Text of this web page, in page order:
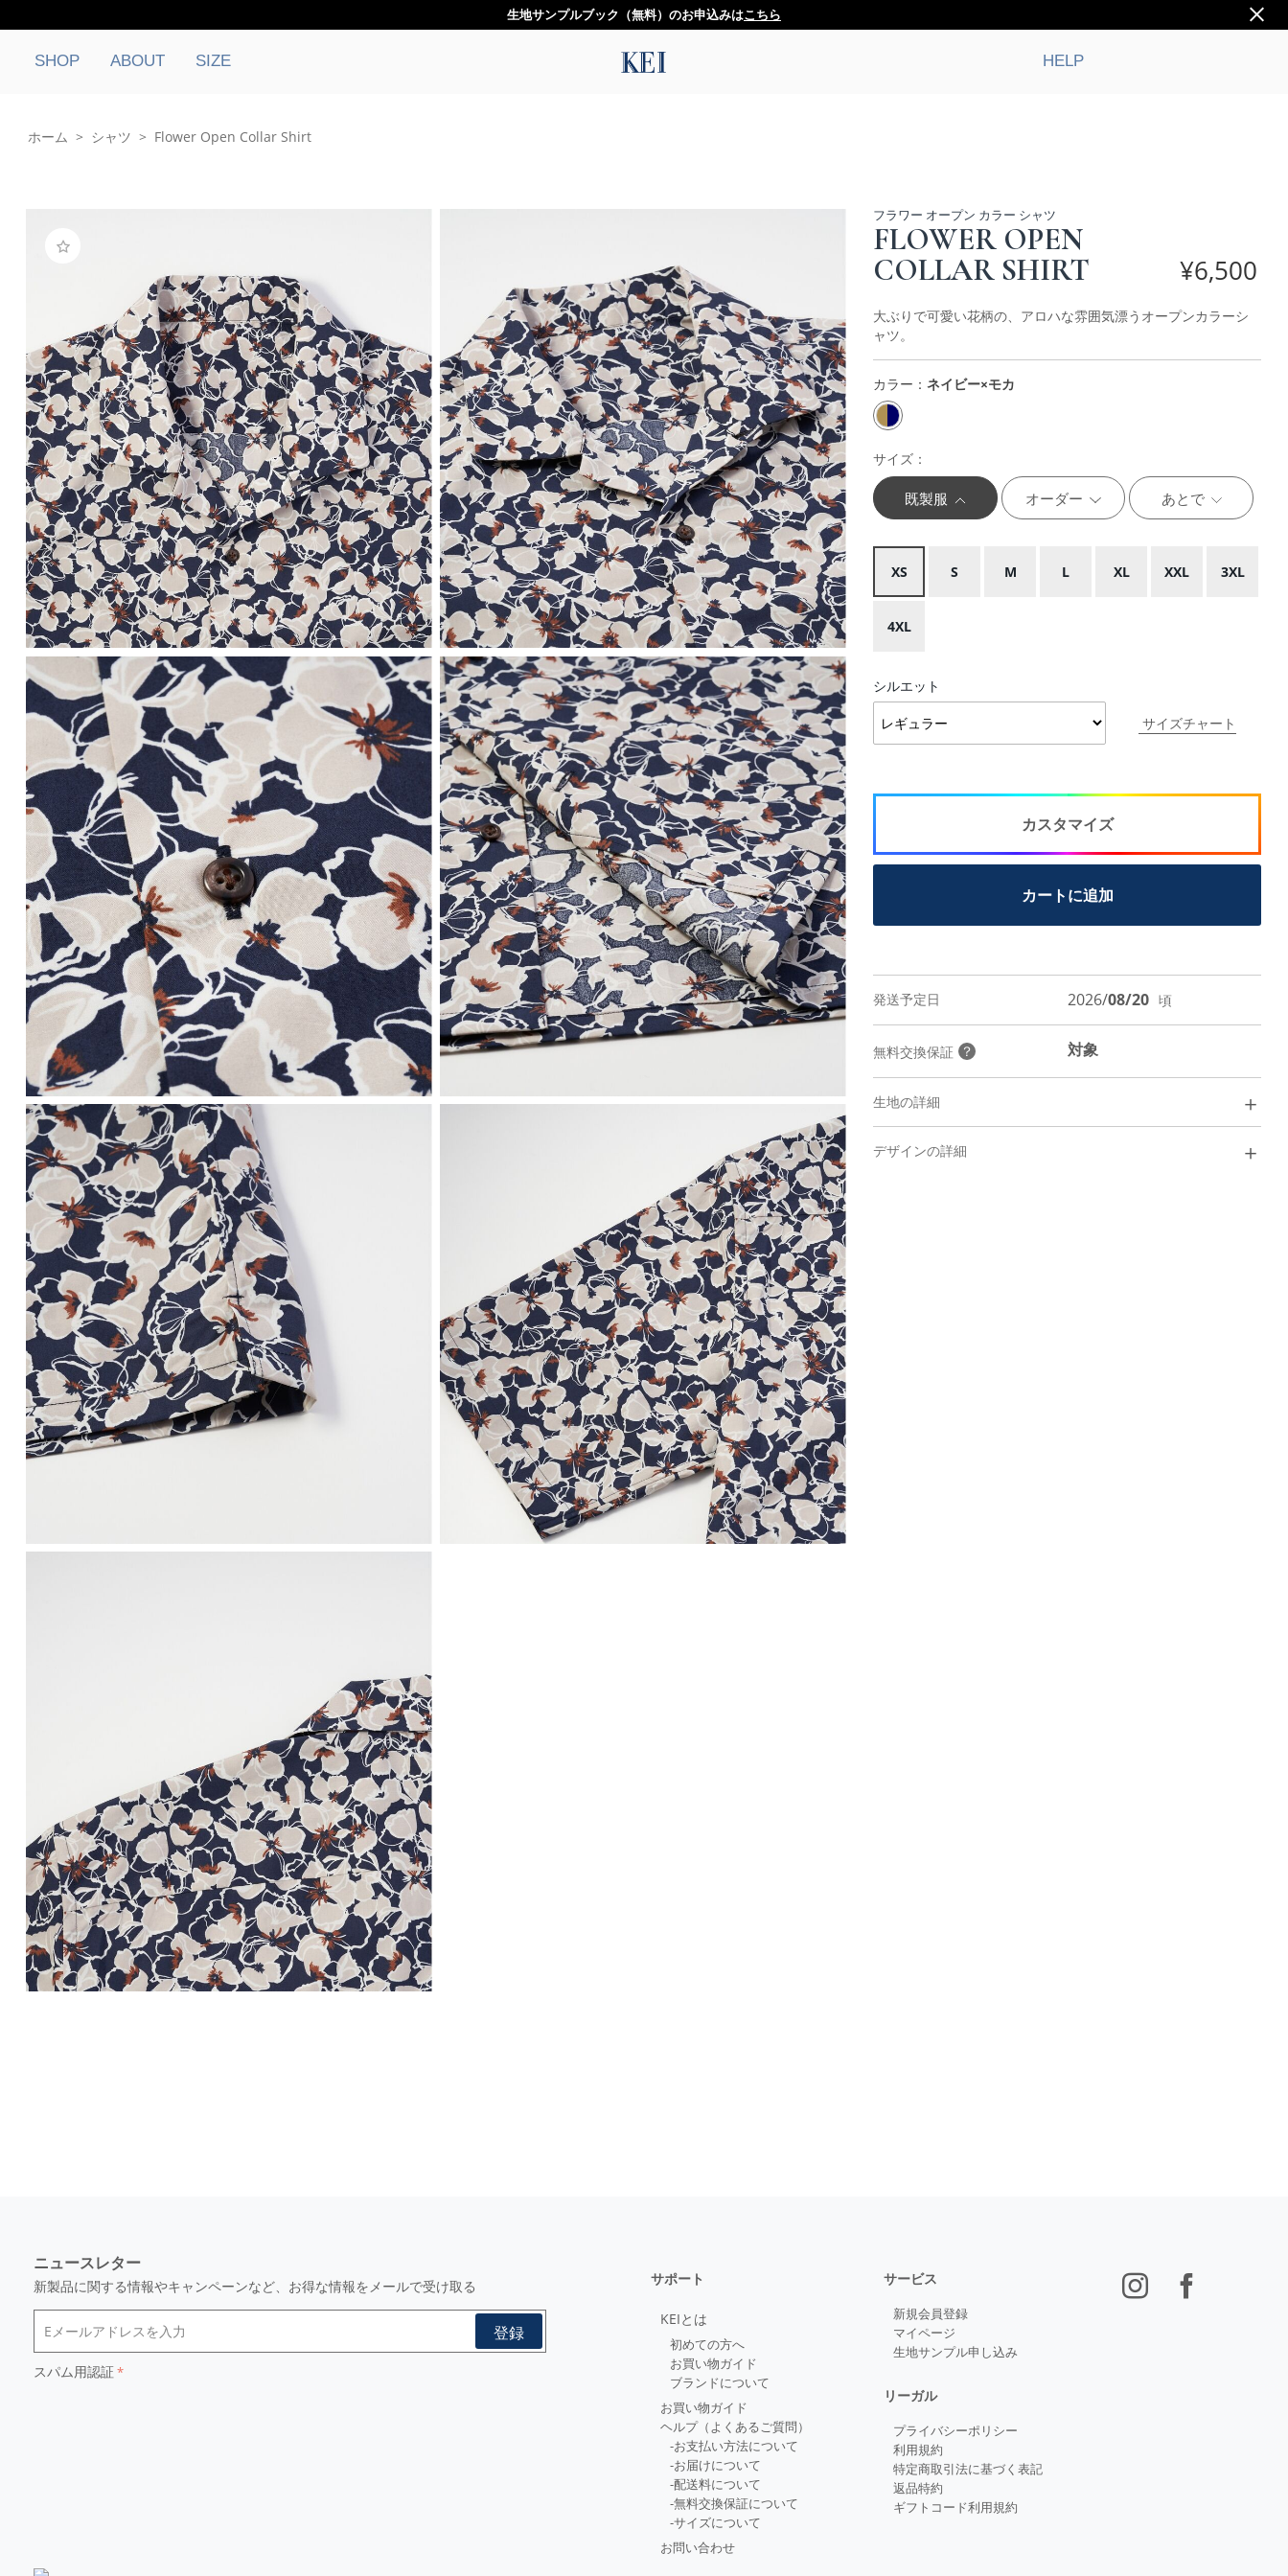
生地サンプルブック（無料）のお申込みはこちら
SHOP ABOUT SIZE HELP
ホーム > シャツ > Flower Open Collar Shirt
フラワー オープン カラー シャツ
FLOWER OPEN
COLLAR SHIRT
¥6,500
大ぶりで可愛い花柄の、アロハな雰囲気漂うオープンカラーシ
ャツ。
カラー：ネイビー×モカ
サイズ：
既製服 オーダー あとで
XS S M L XL XXL 3XL
4XL
シルエット
サイズチャート
カスタマイズ
カートに追加
発送予定日 2026/08/20 頃
無料交換保証 ？ 対象
生地の詳細 ＋
￥6,500
デザインの詳細 ＋
ニュースレター
新製品に関する情報やキャンペーンなど、お得な情報をメールで受け取る
スパム用認証
サポート
KEIとは
初めての方へ
お買い物ガイド
ブランドについて
お買い物ガイド
ヘルプ（よくあるご質問）
-お支払い方法について
-お届けについて
-配送料について
-無料交換保証について
-サイズについて
お問い合わせ
サービス
新規会員登録
マイページ
生地サンプル申し込み
リーガル
プライバシーポリシー
利用規約
特定商取引法に基づく表記
返品特約
ギフトコード利用規約